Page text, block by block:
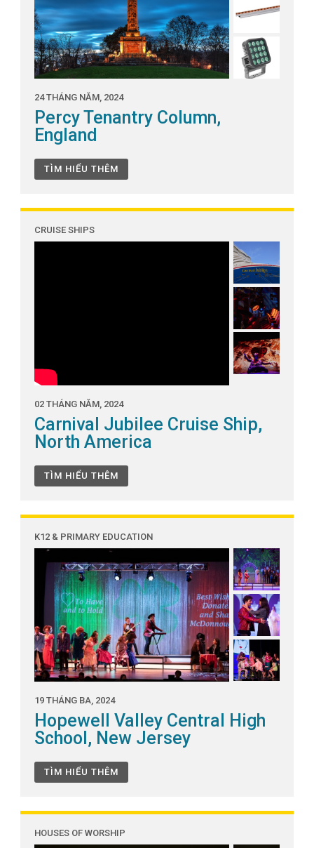
24 THÁNG NĂM, 2024
Percy Tenantry Column,
England
TÌM HIỂU THÊM
CRUISE SHIPS
02 THÁNG NĂM, 2024
Carnival Jubilee Cruise Ship,
North America
TÌM HIỂU THÊM
K12 & PRIMARY EDUCATION
19 THÁNG BA, 2024
Hopewell Valley Central High
School, New Jersey
TÌM HIỂU THÊM
HOUSES OF WORSHIP